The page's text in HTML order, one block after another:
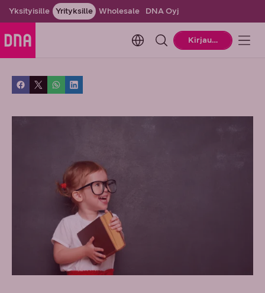
Yksityisille Yrityksille Wholesale DNA Oyj
Change language. Current
Kirjaudu